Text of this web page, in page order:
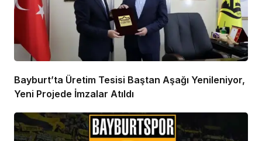
Bayburt’ta Üretim Tesisi Baştan Aşağı Yenileniyor,
Yeni Projede İmzalar Atıldı